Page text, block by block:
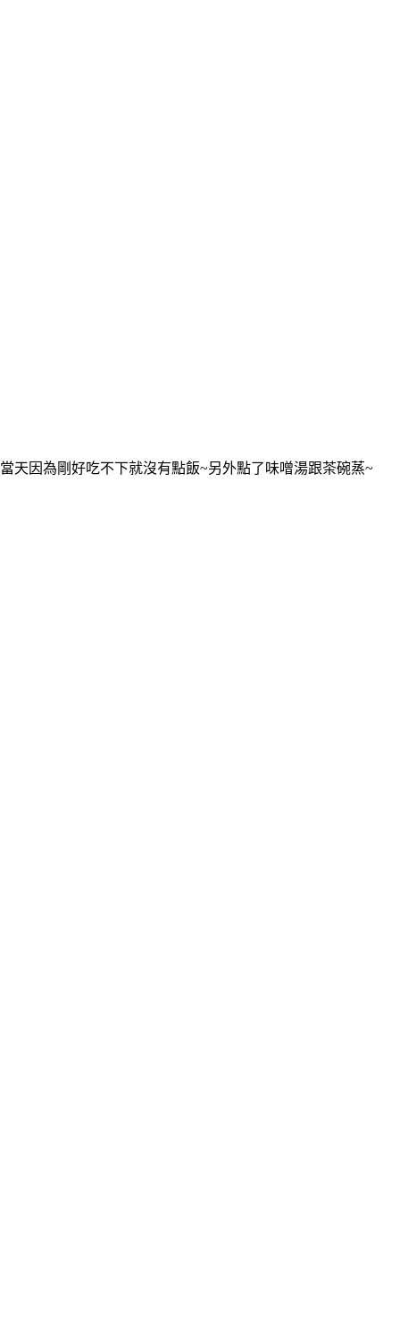
當天因為剛好吃不下就沒有點飯~另外點了味噌湯跟茶碗蒸~